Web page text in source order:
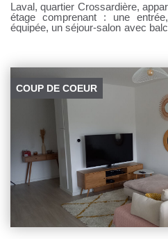
Laval, quartier Crossardière,
étage comprenant : une
équipée, un séjour-salon avec
TTC Si vous souhaitez visiter, rendez-vous sur notre site,
cliquer sur l'onglet "Dossier
transmettre votre dossier par mail.
COUP DE COEUR